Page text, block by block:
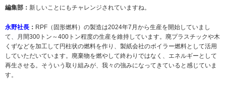
編集部： 新しいことにもチャレンジされていますね。
永野社長 ： RPF（固形燃料）の製造は2024年7月から生産を開始していまし
て、月間300トン～400トン程度の生産を維持しています。廃プラスチックや木
くずなどを加工して円柱状の燃料を作り、製紙会社のボイラー燃料として活用
していただいています。廃棄物を燃やして終わりではなく、エネルギーとして
再生させる。そういう取り組みが、我々の強みになってきていると感じていま
す。